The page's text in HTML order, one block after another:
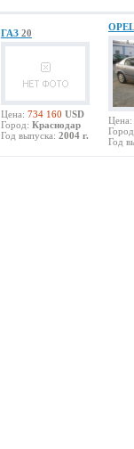
ГАЗ 20
Цена: 734 160 USD
Город: Краснодар
Год выпуска: 2004 г.
Цена:
Год